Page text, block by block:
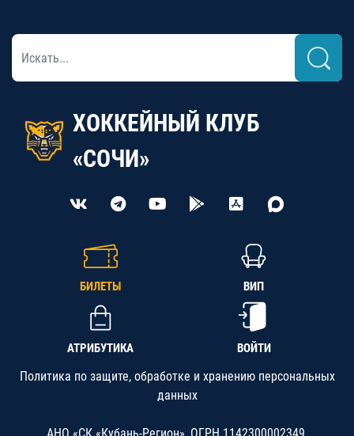
ХОККЕЙНЫЙ КЛУБ
«СОЧИ»
БИЛЕТЫ ВИП
АТРИБУТИКА ВОЙТИ
Политика по защите, обработке и хранению персональных
данных